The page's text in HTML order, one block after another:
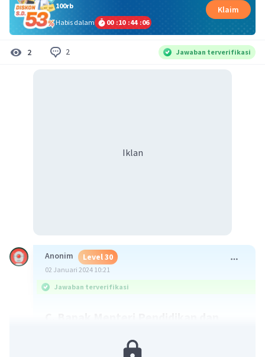
100rb
Habis dalam
00 :10 :44 :06
Klaim
2 2 Jawaban terverifikasi
Iklan
Anonim Level 30
02 Januari 2024 10:21
Jawaban terverifikasi